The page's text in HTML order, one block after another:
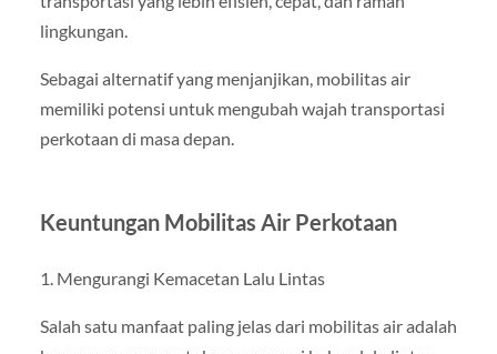
lingkungan.
Sebagai alternatif yang menjanjikan, mobilitas air
memiliki potensi untuk mengubah wajah transportasi
perkotaan di masa depan.
Keuntungan Mobilitas Air Perkotaan
1. Mengurangi Kemacetan Lalu Lintas
Salah satu manfaat paling jelas dari mobilitas air adalah